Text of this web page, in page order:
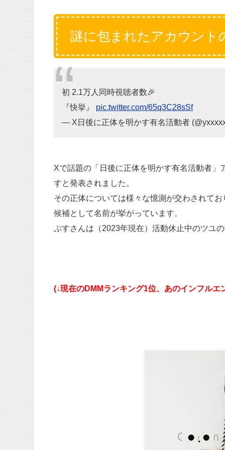
謎に包まれたアカウント
初 2.1万人同時視聴者数🎉
『快挙』 pic.twitter.com/65q3C28sSf
— X日後に正体を明かす有名活動者
Xで話題の「日後に正体を明かす有名活動者
すと発表されました。
その正体については様々な憶測が交わされて
候補として名前が挙がっています。
ぷすさんは（2023年現在）活動休止中のツユ
(↓現在のDMMランキング1位、あのインフルエ